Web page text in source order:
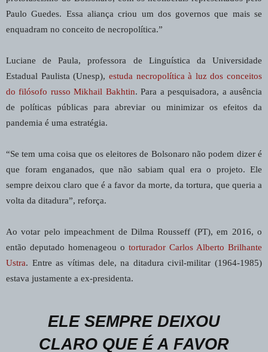
Paulo Guedes. Essa aliança criou um dos governos que mais se
enquadram no conceito de necropolítica.”
Luciane de Paula, professora de Linguística da Universidade
Estadual Paulista (Unesp), estuda necropolítica à luz dos conceitos
do filósofo russo Mikhail Bakhtin. Para a pesquisadora, a ausência
de políticas públicas para abreviar ou minimizar os efeitos da
pandemia é uma estratégia.
“Se tem uma coisa que os eleitores de Bolsonaro não podem dizer é
que foram enganados, que não sabiam qual era o projeto. Ele
sempre deixou claro que é a favor da morte, da tortura, que queria a
volta da ditadura”, reforça.
Ao votar pelo impeachment de Dilma Rousseff (PT), em 2016, o
então deputado homenageou o torturador Carlos Alberto Brilhante
Ustra. Entre as vítimas dele, na ditadura civil-militar (1964-1985)
estava justamente a ex-presidenta.
ELE SEMPRE DEIXOU
CLARO QUE É A FAVOR